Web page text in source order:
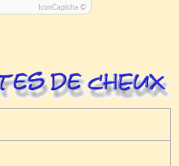
IconCaptcha ©